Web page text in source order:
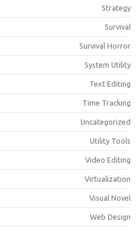
Survival
System
Text
Time
Utility
Video
Visual
Web